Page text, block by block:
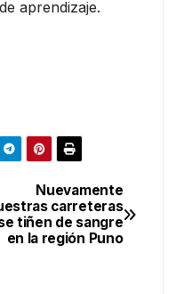
aprendizaje.
Nuevamente
carreteras
tiñen de sangre
en la región Puno